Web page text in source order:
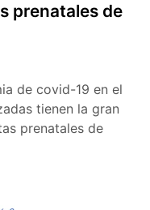
prenatales de
de covid-19 en el
tienen la gran
prenatales de